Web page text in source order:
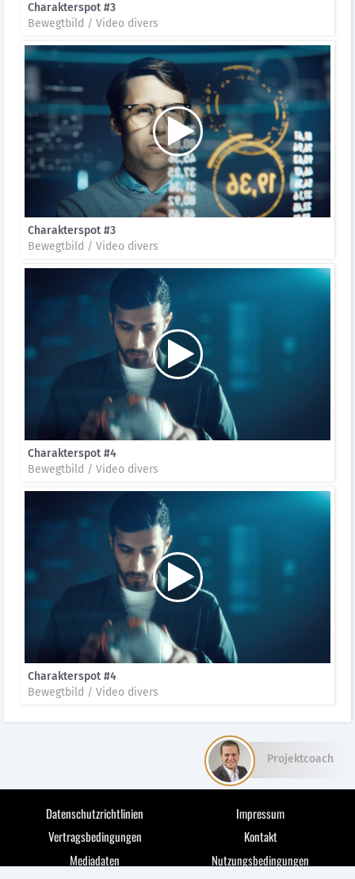
Charakterspot #3
Bewegtbild / Video divers
Charakterspot #3
Bewegtbild / Video divers
Charakterspot #4
Bewegtbild / Video divers
Charakterspot #4
Bewegtbild / Video divers
Datenschutzrichtlinien
Impressum
Vertragsbedingungen
Kontakt
Mediadaten
Nutzungsbedingungen
Projektcoach